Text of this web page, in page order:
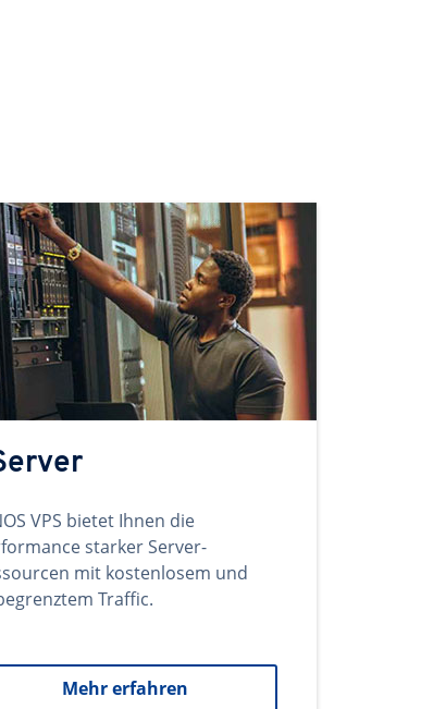
VPS bietet Ihnen die
starker Server-
mit kostenlosem und
Traffic.
Mehr erfahren